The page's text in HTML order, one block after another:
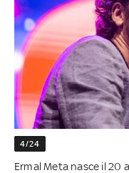
4/24
Ermal Meta nasce il 20